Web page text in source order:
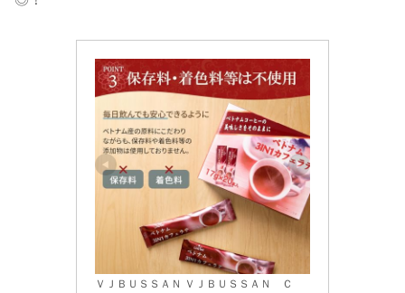
ＶＪＢＵＳＳＡＮ ＶＪＢＵＳＳＡＮ Ｃ